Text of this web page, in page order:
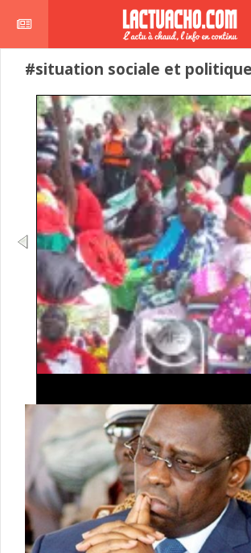
#situation sociale et politique
Le cri de détresse des populations de plusieurs
sur l’axe Saré Moussa Ndourou–Saré Mori, dans
département de ...
lire plus